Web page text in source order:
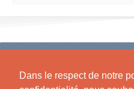
Dans le respect de notre